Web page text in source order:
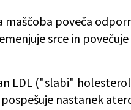
maščoba poveča
srce in
LDL ("slabi"
nastanek